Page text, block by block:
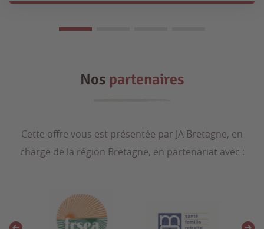
Nos partenaires
Cette offre vous est présentée par JA Bretagne, en
charge de la région Bretagne, en partenariat avec :